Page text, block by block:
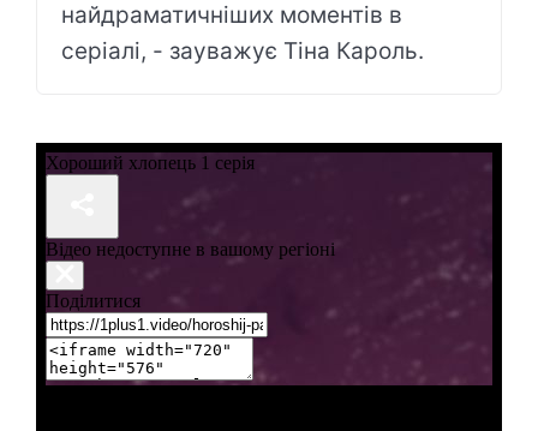
найдраматичніших моментів в
серіалі, - зауважує Тіна Кароль.